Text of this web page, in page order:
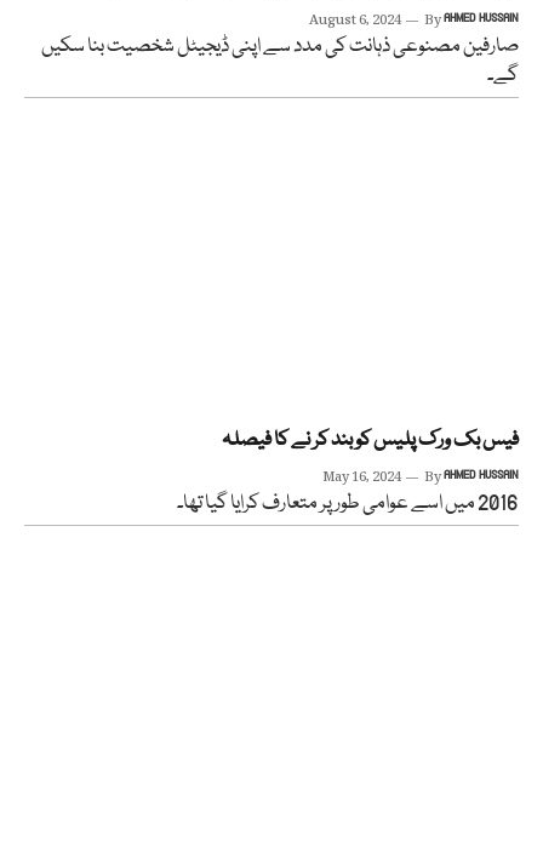
August 6, 2024 ByAHMED HUSSAIN
صارفین مصنوعی ذہانت کی مدد سے اپنی ڈیجیٹل شخصیت بنا سکیں
گے۔
فیس بک ورک پلیس کو بند کر نے کا فیصلہ
May 16, 2024 ByAHMED HUSSAIN
2016 میں اسے عوامی طور پر متعارف کرایا گیا تھا۔